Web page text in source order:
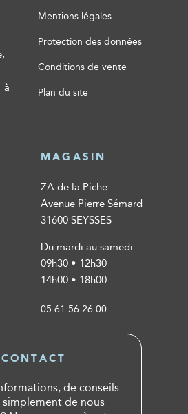
à
Mentions légales
Protection des données
Conditions de vente
Plan du site
MAGASIN
ZA de la Piche
Avenue Pierre Sémard
31600 SEYSSES
Du mardi au samedi
09h30 • 12h30
14h00 • 18h00
05 61 56 26 00
CONTACT
de conseils
de nous